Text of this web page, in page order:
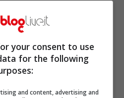
agli orrori del
your consent to use
for the following
and content, advertising and